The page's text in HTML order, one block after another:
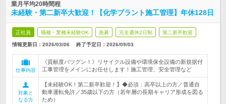
業月平均20時間程
未経験・第二新卒大歓迎！【化学プラント施工管理】年休128日
正社員 職種・業種未経験OK 急募 完全週休2日制 第二新卒歓迎
情報更新日：2026/03/06 終了予定日： 2026/09/03
仕事内容
《貢献度バツグン！》リサイクル設備や環境保全設備の新規据付
工事管理をメインにお任せします！施工管理、安全管理など
対象と
なる方
【未経験OK！第二新卒歓迎！】◆必須：高卒以上の方／普通自
動車運転免許／35歳以下の方（若年層の長期キャリア形成を図る
ため）